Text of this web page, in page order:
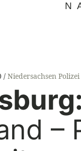
Niedersachsen Polizei
–